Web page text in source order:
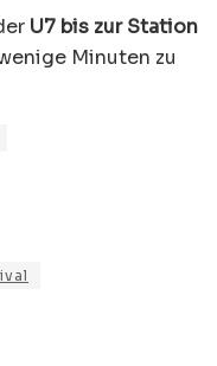
U7 bis zur Station
Minuten zu